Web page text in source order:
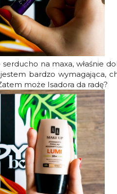
serducho na maxa, właśnie
bardzo wymagająca,
może Isadora da radę?